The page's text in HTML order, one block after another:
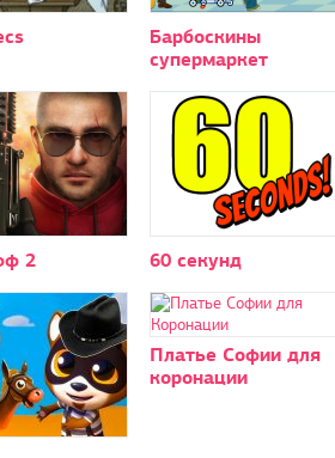
Барбоскины
супермаркет
2 60 секунд
Платье Софии для
коронации